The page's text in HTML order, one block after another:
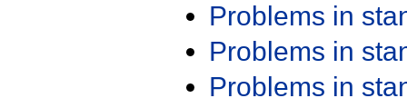
Problems in
Problems in
Problems in